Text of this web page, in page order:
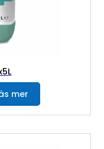
mer